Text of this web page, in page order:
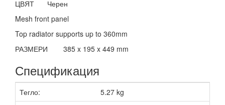
ЦВЯТ
Черен
Mesh front panel
Top radiator supports up to 360mm
РАЗМЕРИ
385 x 195 x 449 mm
Спецификация
Тегло:
5.27 kg